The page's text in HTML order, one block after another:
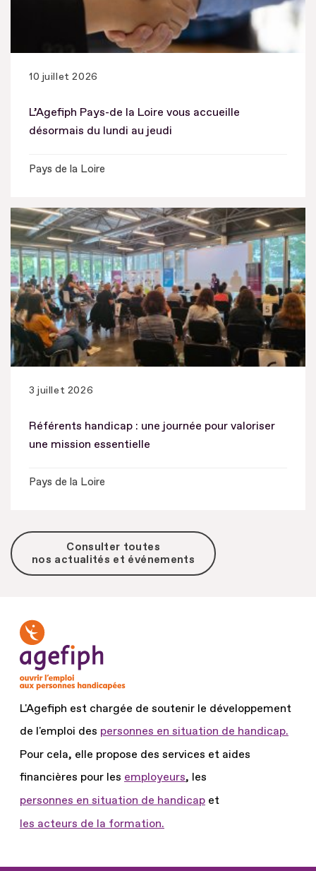
10 juillet 2026
L’Agefiph Pays-de la Loire vous accueille
désormais du lundi au jeudi
Pays de la Loire
3 juillet 2026
Référents handicap : une journée pour valoriser
une mission essentielle
Pays de la Loire
Consulter toutes
nos actualités et événements
L'Agefiph est chargée de soutenir le développement
de l'emploi des personnes en situation de handicap.
Pour cela, elle propose des services et aides
financières pour les employeurs, les
personnes en situation de handicap et
les acteurs de la formation.